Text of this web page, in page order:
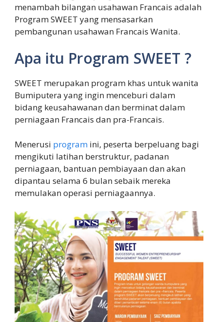
menambah bilangan usahawan Francais adalah
Program SWEET yang mensasarkan
pembangunan usahawan Francais Wanita.
Apa itu Program SWEET ?
SWEET merupakan program khas untuk wanita
Bumiputera yang ingin menceburi dalam
bidang keusahawanan dan berminat dalam
perniagaan Francais dan pra-Francais.
Menerusi program ini, peserta berpeluang bagi
mengikuti latihan berstruktur, padanan
perniagaan, bantuan pembiayaan dan akan
dipantau selama 6 bulan sebaik mereka
memulakan operasi perniagaannya.